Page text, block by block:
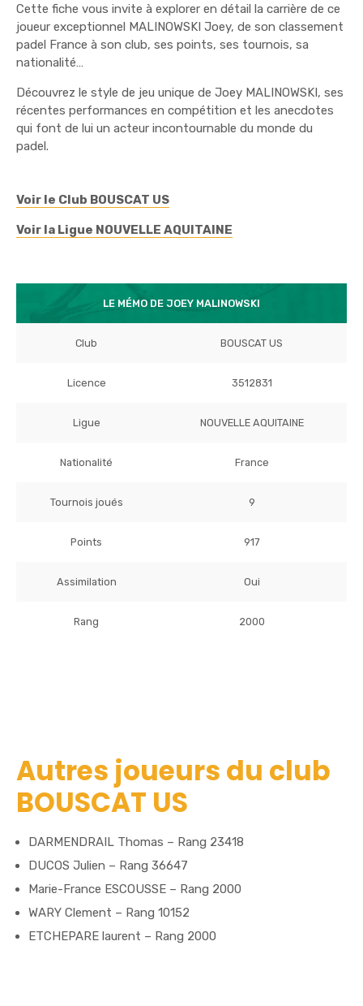
Cette fiche vous invite à explorer en détail la carrière de ce
joueur exceptionnel MALINOWSKI Joey, de son classement
padel France à son club, ses points, ses tournois, sa
nationalité…
Découvrez le style de jeu unique de Joey MALINOWSKI, ses
récentes performances en compétition et les anecdotes
qui font de lui un acteur incontournable du monde du
padel.
Voir le Club BOUSCAT US
Voir la Ligue NOUVELLE AQUITAINE
LE MÉMO DE JOEY MALINOWSKI
Club BOUSCAT US
Licence 3512831
Ligue NOUVELLE AQUITAINE
Nationalité France
Tournois joués 9
Points 917
Assimilation Oui
Rang 2000
Autres joueurs du club
BOUSCAT US
DARMENDRAIL Thomas – Rang 23418
DUCOS Julien – Rang 36647
Marie-France ESCOUSSE – Rang 2000
WARY Clement – Rang 10152
ETCHEPARE laurent – Rang 2000